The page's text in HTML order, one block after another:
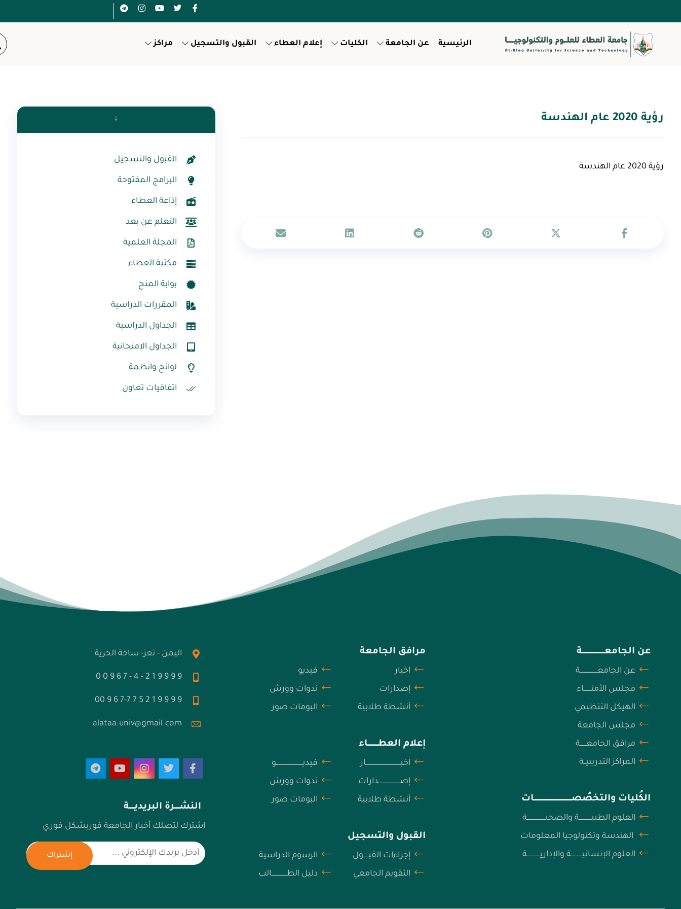
الرئيسية عن الجامعة الكليات إعلام العطاء القبول والتسجيل مراكز
رؤية 2020 عام الهندسة
رؤية 2020 عام الهندسة
↓
القبول والتسجيل
البرامج المفتوحة
إذاعة العطاء
التعلم عن بعد
المجلة العلمية
مكتبة العطاء
بوابة المنح
المقررات الدراسية
الجداول الدراسية
الجداول الامتحانية
لوائح وانظمة
اتفاقيات تعاون
عن الجامعــــــــــــــــــــــة
عن الجامعـــــــــــــــــة
مجلس الأمنـــــــاء
الهيكل التنظيمي
مجلس الجامعة
مرافق الجامعــــــة
المراكز التدريبيــة
الكُليات والتخصُصـــــــــــــــــــــــــــــــــــــات
العلوم الطبيــــــــــــة والصحيــــــــــــــــــة
الهندسة وتكنولوجيا المعلومات
العلوم الإنسانيـــــــــــة والإداريـــــــــــــة
مرافق الجامعة
اخبار
فيديو
إصدارات
ندوات وورش
أنشطة طلابية
البومات صور
إعلام العطــــــــــاء
اخبــــــــــــــــــــــــــــــــــار
فيديــــــــــــــــــــــــــو
إصـــــــــــــــــــــدارات
ندوات وورش
أنشطة طلابية
البومات صور
القبول والتسجيل
إجراءات القبـــــول
الرسوم الدراسية
التقويم الجامعي
دليل الطـــــــــــــــالب
اليمن - تعز- ساحة الحرية
9 9 9 9 1 2 - 4 - 7 6 9 0 0
9 9 9 9 1 2 5 7 7-7 6 9 00
alataa.univ@gmail.com
النشـــــرة البريديـــــة
اشترك لتصلك أخبار الجامعة فوربشكل فوري
إشتراك